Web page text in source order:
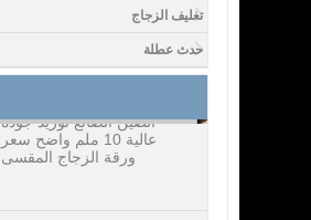
تغليف الزجاج
حدث عطلة
جدا الشاشة الحريرية الطباعة
الرقمية تشديد سعر الزجاج
عالية 10 ملم واضح سعر
ورقة الزجاج المقسى